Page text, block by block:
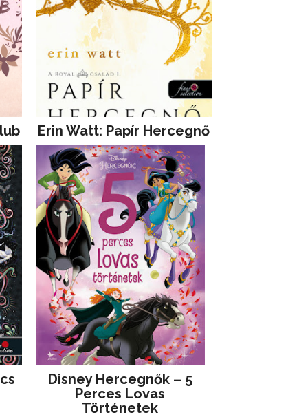
Erin Watt: Papír Hercegnő
Disney ​Hercegnők – 5
Perces Lovas
Történetek